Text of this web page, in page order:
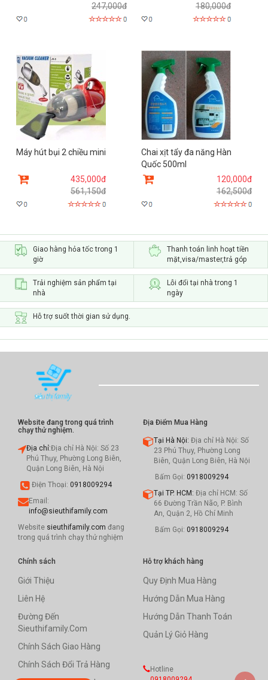
247,000đ
180,000đ
Máy hút bụi 2 chiều mini
435,000đ
561,150đ
Chai xịt tẩy đa năng Hàn
Quốc 500ml
120,000đ
162,500đ
Giao hàng hỏa tốc trong 1
giờ
Thanh toán linh hoạt tiền
mặt,visa/master,trả góp
Trải nghiệm sản phẩm tại
nhà
Lỗi đổi tại nhà trong 1
ngày
Hỗ trợ suốt thời gian sử dụng.
Website đang trong quá trình
chạy thử nghiệm.
Địa chỉ:Địa chỉ Hà Nội: Số 23
Phú Thụy, Phường Long Biên,
Quận Long Biên, Hà Nội
Điện Thoại: 0918009294
Email:
info@sieuthifamily.com
Website sieuthifamily.com đang
trong quá trình chạy thử nghiệm
Địa Điểm Mua Hàng
Tại Hà Nội: Địa chỉ Hà Nội: Số
23 Phú Thụy, Phường Long
Biên, Quận Long Biên, Hà Nội
Bấm Gọi: 0918009294
Tại TP. HCM: Địa chỉ HCM: Số
66 Đường Trần Não, P. Bình
An, Quận 2, Hồ Chí Minh
Bấm Gọi: 0918009294
Chính sách
Giới Thiệu
Liên Hệ
Đường Đến
Sieuthifamily.com
Chính Sách Giao Hàng
Chính Sách Đổi Trả Hàng
Hỗ trợ khách hàng
Quy Định Mua Hàng
Hướng Dẫn Mua Hàng
Hướng Dẫn Thanh Toán
Quản Lý Giỏ Hàng
Hotline